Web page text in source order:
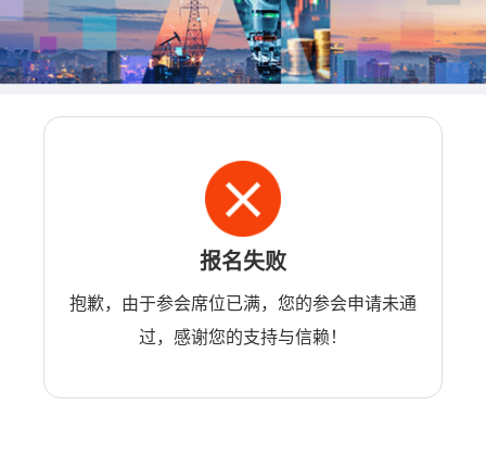
报名失败
抱歉，由于参会席位已满，您的参会申请未通
过，感谢您的支持与信赖！